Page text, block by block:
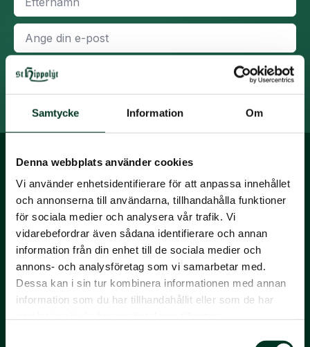
Samtycke Information Om
Denna webbplats använder cookies
Vi använder enhetsidentifierare för att anpassa innehållet
och annonserna till användarna, tillhandahålla funktioner
för sociala medier och analysera vår trafik. Vi
vidarebefordrar även sådana identifierare och annan
information från din enhet till de sociala medier och
annons- och analysföretag som vi samarbetar med.
Dessa kan i sin tur kombinera informationen med annan
information som du har tillhandahållit eller som de har
E-
post
*
Prenumerera på nyhetsbrevet.
St. Hippolyt
St. Hippolyt Sverige AB
org. nr. 556775-4386
Tel. 0413 486 100